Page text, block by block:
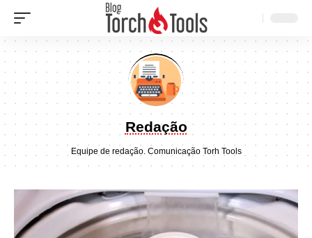
Redação
Equipe de redação. ComunicaçãoTorh Tools